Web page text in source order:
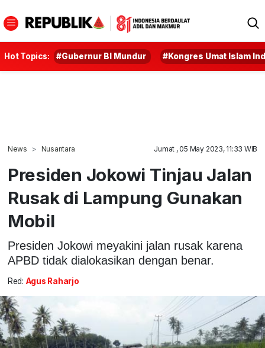
Hot Topics: #Gubernur BI Mundur #Kongres Umat Islam
News Nusantara Jumat , 05 May 2023, 11:33 WIB
Presiden Jokowi Tinjau Jalan
Rusak di Lampung Gunakan
Mobil
Presiden Jokowi meyakini jalan rusak karena
APBD tidak dialokasikan dengan benar.
Red: Agus Raharjo